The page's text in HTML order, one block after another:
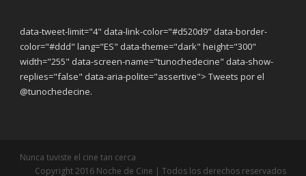
data-tweet-limit="4" data-link-color="#d520d9" data-border-
color="#ddd" lang="ES" data-theme="dark" height="300"
width="255" data-screen-name="tunochedecine" data-show-
replies="false" data-aria-polite="assertive"> Tweets por el
@tunochedecine.
Nunca tuviste el cine tan cerca
Copyright 2016 Noche de Cine | Todos los derechos reservados